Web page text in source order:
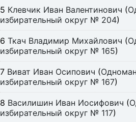
5 Клевчик Иван Валентинович (
избирательный округ № 204)
6 Ткач Владимир Михайлович (
избирательный округ № 165)
7 Виват Иван Осипович (
избирательный округ № 167)
8 Василишин Иван Иосифович (
избирательный округ № 117)